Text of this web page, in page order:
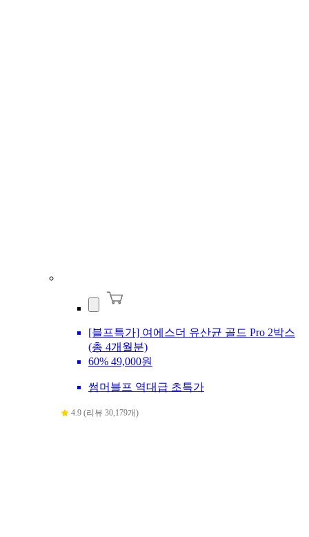
[블프특가] 여에스더 유산균 골드 Pro 2박스
(총 4개월분)
60% 49,000원
썸머블프 역대급 초특가
4.9 (리뷰 30,179개)